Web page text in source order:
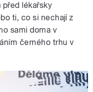
před lékařsky
ti, co si nechají z
sami doma v
černého trhu v